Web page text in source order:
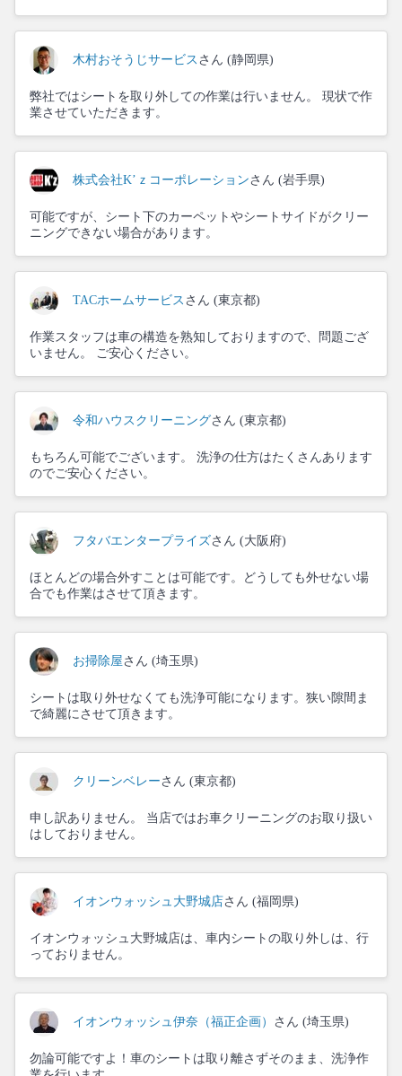
木村おそうじサービス さん (静岡県)
弊社ではシートを取り外しての作業は行いません。 現状で作
業させていただきます。
株式会社K’ｚコーポレーション さん (岩手県)
可能ですが、シート下のカーペットやシートサイドがクリー
ニングできない場合があります。
TACホームサービス さん (東京都)
作業スタッフは車の構造を熟知しておりますので、問題ござ
いません。 ご安心ください。
令和ハウスクリーニングさん (東京都)
もちろん可能でございます。 洗浄の仕方はたくさんあります
のでご安心ください。
フタバエンタープライズさん (大阪府)
ほとんどの場合外すことは可能です。どうしても外せない場
合でも作業はさせて頂きます。
お掃除屋 さん (埼玉県)
シートは取り外せなくても洗浄可能になります。狭い隙間ま
で綺麗にさせて頂きます。
クリーンベレー さん (東京都)
申し訳ありません。 当店ではお車クリーニングのお取り扱い
はしておりません。
イオンウォッシュ大野城店さん (福岡県)
イオンウォッシュ大野城店は、車内シートの取り外しは、行
っておりません。
イオンウォッシュ伊奈（福正企画） さん (埼玉県)
勿論可能ですよ！車のシートは取り離さずそのまま、洗浄作